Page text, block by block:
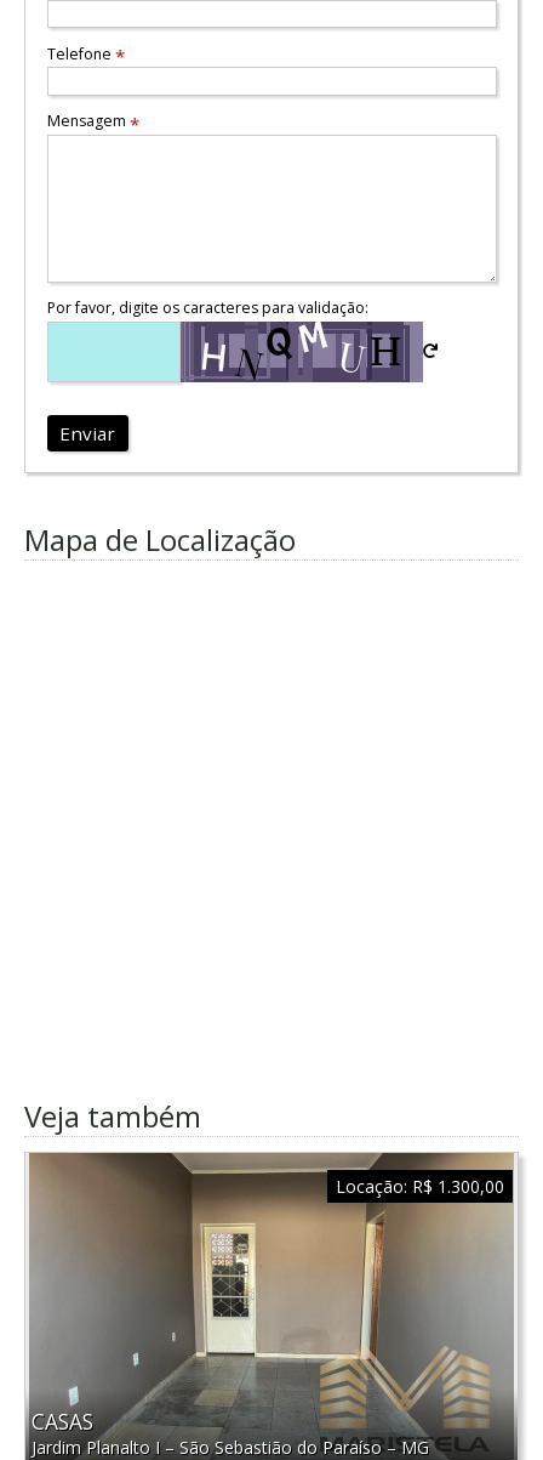
Telefone *
Mensagem *
Por favor, digite os caracteres para validação:
Enviar
Mapa de Localização
Veja também
CASAS
Jardim Planalto I– São Sebastião do Paraíso–MG
Locação: R$ 1.300,00